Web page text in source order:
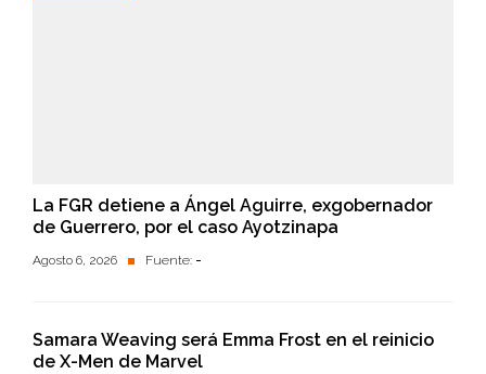
La FGR detiene a Ángel Aguirre, exgobernador
de Guerrero, por el caso Ayotzinapa
Agosto 6, 2026 Fuente: -
Samara Weaving será Emma Frost en el reinicio
de X-Men de Marvel